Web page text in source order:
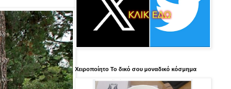
Χειροποίητο Το δικό σου μοναδικό κόσμημα